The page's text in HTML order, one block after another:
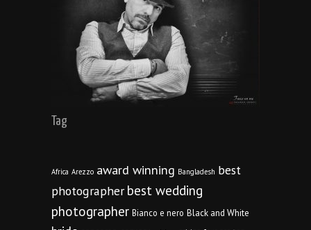
Tag
Africa Arezzo award winning Bangladesh best
photographer best wedding
photographer Bianco e nero Black and White